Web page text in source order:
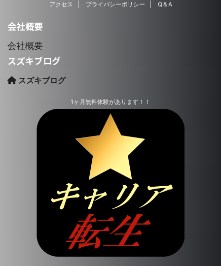
アクセス プライバシーポリシー Q＆A
会社概要
会社概要
スズキブログ
スズキブログ
1ヶ月無料体験があります！！